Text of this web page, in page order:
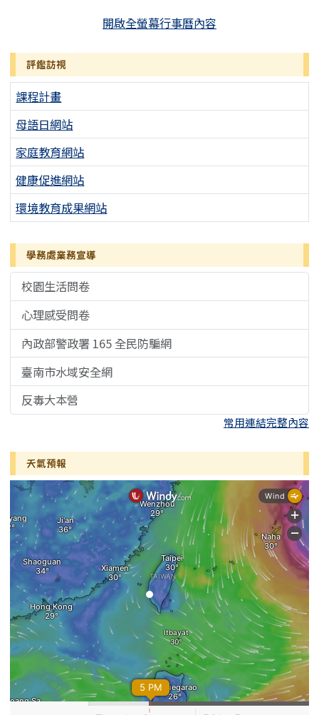
開啟全螢幕行事曆內容
評鑑訪視
課程計畫
母語日網站
家庭教育網站
健康促進網站
環境教育成果網站
學務處業務宣導
校園生活問卷
心理感受問卷
內政部警政署 165 全民防騙網
臺南市水域安全網
反毒大本營
常用連結完整內容
天氣預報